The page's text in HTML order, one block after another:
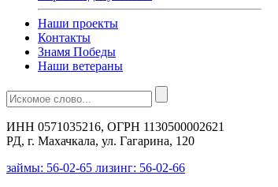
Наши проекты
Контакты
Знамя Победы
Наши ветераны
ИНН 0571035216, ОГРН 1130500002621
РД, г. Махачкала, ул. Гагарина, 120
займы: 56-02-65 лизинг: 56-02-66